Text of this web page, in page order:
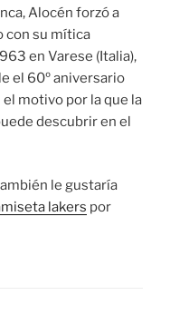
Alocén forzó a
con su mítica
en Varese (Italia),
el 60º aniversario
motivo por la que la
descubrir en el
le gustaría
lakers por